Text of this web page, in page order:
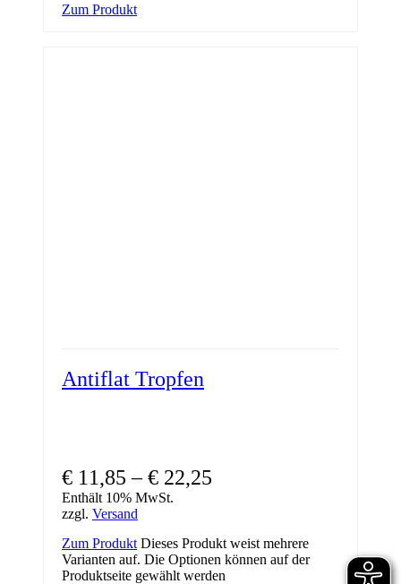
Zum Produkt
Antiflat Tropfen
€ 11,85 –€ 22,25
Enthält 10% MwSt.
zzgl. Versand
Zum Produkt Dieses Produkt weist mehrere
Varianten auf. Die Optionen können auf der
Produktseite gewählt werden